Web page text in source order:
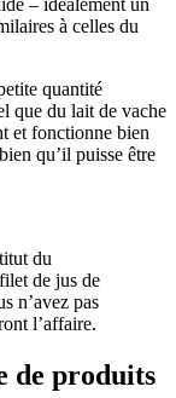
à celles du
quantité
que du lait de vache
et fonctionne bien
qu’il puisse être
du
de jus de
n’avez pas
l’affaire.
de produits